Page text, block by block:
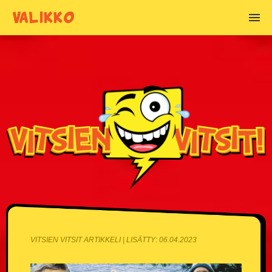
VALIKKO
Armeijavitsit
VITSIEN VITSIT ARTIKKELI | LISÄTTY: 06.04.2023